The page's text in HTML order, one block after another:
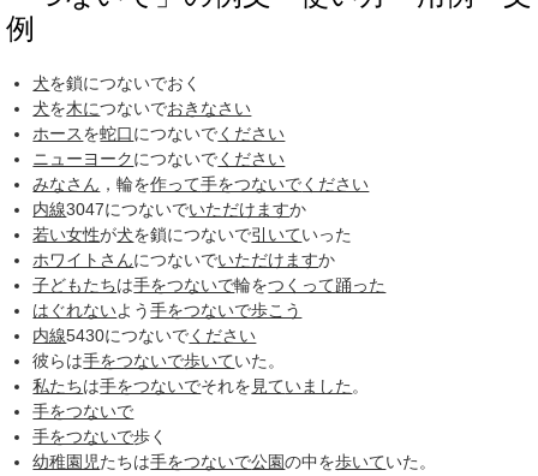
例
犬を鎖につないでおく
犬を木につないでおきなさい
ホースを蛇口につないでください
ニューヨークにつないでください
みなさん ，輪を作って手をつないでください
内線3047につないでいただけますか
若い女性が犬を鎖につないで引いていった
ホワイトさんにつないでいただけますか
子どもたちは手をつないで輪をつくって踊った
はぐれないよう手をつないで歩こう
内線5430につないでください
彼らは手をつないで歩いていた。
私たちは手をつないでそれを 見ていました 。
手をつないで
手をつないで歩く
幼稚園児たちは手をつないで公園の中を歩いていた。